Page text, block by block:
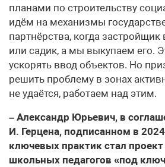
планами по строительству
идём на механизмы
партнёрства, когда
или садик, а мы выкупаем его.
ускорять ввод объектов. Но
решить проблему в зонах
не удаётся, работаем над этим.
– Александр Юрьевич, в
И. Герцена, подписанном в
ключевых практик стал
школьных педагогов «под